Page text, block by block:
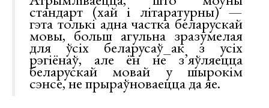
стандарт (хай і літаратурны) —
гэта толькі адна частка беларускай
мовы, больш агульна зразумелая
для ўсіх беларусаў_ак з усіх
рэгіёнаў, але ён не з’яўляецца
беларускай мовай у шырокім
сэнсе, не прыраўноваецца да яе.